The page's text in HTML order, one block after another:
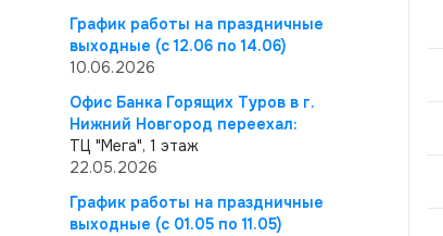
График работы на праздничные
выходные (с 12.06 по 14.06)
10.06.2026
Офис Банка Горящих Туров в г.
Нижний Новгород переехал:
ТЦ "Мега", 1 этаж
22.05.2026
График работы на праздничные
выходные (с 01.05 по 11.05)